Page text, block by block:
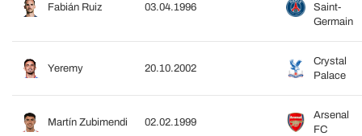
Fabián Ruiz 03.04.1996
Saint-
Germain
Yeremy 20.10.2002
Crystal
Palace
Martín Zubimendi 02.02.1999
Arsenal
FC